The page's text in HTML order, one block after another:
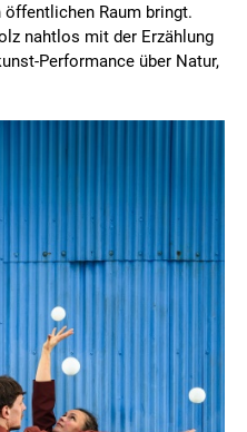
Raum bringt.
nahtlos mit der Erzählung
Performance über Natur,